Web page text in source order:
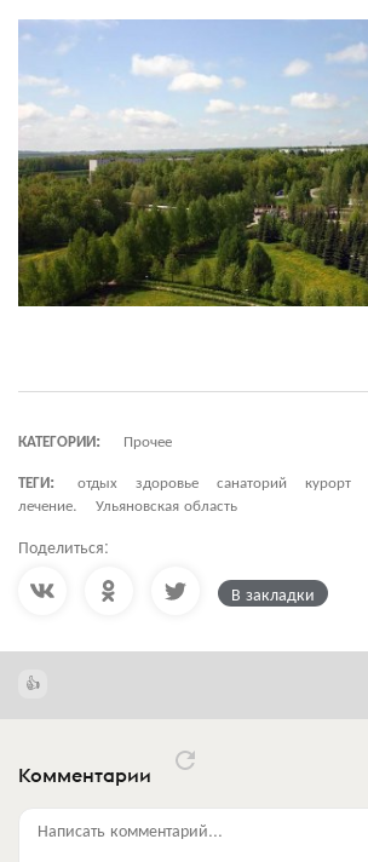
КАТЕГОРИИ:
Прочее
ТЕГИ:
отдых здоровье санаторий курорт
лечение.
Ульяновская область
Поделиться:
В закладки
Комментарии
Написать комментарий...